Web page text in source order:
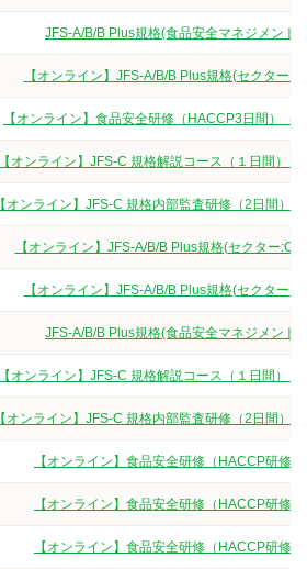
JFS-A/B/B Plus規格(食品安全マネジメント
【オンライン】JFS-A/B/B Plus規格(セクタ
【オンライン】食品安全研修（HACCP3日間）
【オンライン】JFS-C 規格解説コース（１日間）
【オンライン】JFS-C 規格内部監査研修（2日間）
【オンライン】JFS-A/B/B Plus規格(セクター
【オンライン】JFS-A/B/B Plus規格(セクタ
JFS-A/B/B Plus規格(食品安全マネジメント
【オンライン】JFS-C 規格解説コース（１日間）
【オンライン】JFS-C 規格内部監査研修（2日間）
【オンライン】食品安全研修（HACCP研修
【オンライン】食品安全研修（HACCP研修
【オンライン】食品安全研修（HACCP研修